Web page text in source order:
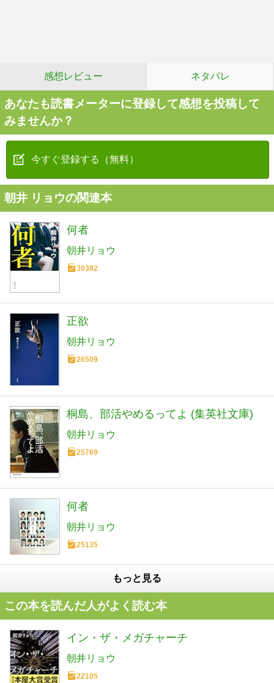
感想レビュー ネタバレ
あなたも読書メーターに登録して感想を投稿して
みませんか？
今すぐ登録する（無料）
朝井 リョウの関連本
何者
朝井リョウ
30382
正欲
朝井リョウ
26509
桐島、部活やめるってよ (集英社文庫)
朝井リョウ
25769
何者
朝井リョウ
25135
もっと見る
この本を読んだ人がよく読む本
イン・ザ・メガチャーチ
朝井リョウ
22105